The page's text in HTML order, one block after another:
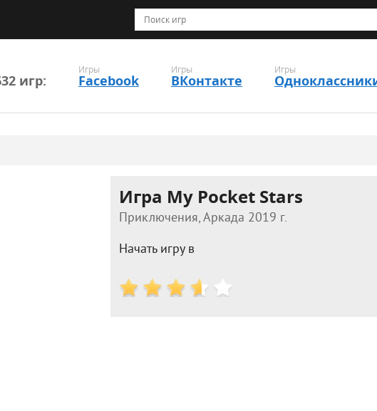
игр:
Игры
Facebook
Игры
ВКонтакте
Игры
Игра My Pocket Stars
Приключения, Аркада 2019 г.
Начать игру в